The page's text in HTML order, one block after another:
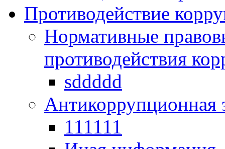
Противодействие
Нормативные
противодействия
sddddd
Антикоррупционная
111111